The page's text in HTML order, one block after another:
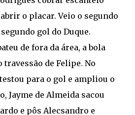
o placar. Veio o segundo
gol do Duque.
de fora da área, a bola
travessão de Felipe. No
para o gol e ampliou o
Jayme de Almeida sacou
e pôs Alecsandro e